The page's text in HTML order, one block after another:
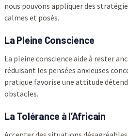
nous pouvons appliquer des
calmes et posés.
La Pleine Conscience
La pleine conscience aide à rester
réduisant les pensées anxieuses
pratique favorise une attitude
obstacles.
La Tolérance à l’Africain